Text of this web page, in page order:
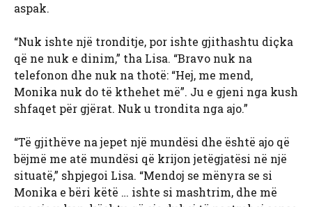
aspak.
“Nuk ishte një tronditje, por ishte gjithashtu diçka
që ne nuk e dinim,” tha Lisa. “Bravo nuk na
telefonon dhe nuk na thotë: “Hej, me mend,
Monika nuk do të kthehet më”. Ju e gjeni nga kush
shfaqet për gjërat. Nuk u trondita nga ajo.”
“Të gjithëve na jepet një mundësi dhe është ajo që
bëjmë me atë mundësi që krijon jetëgjatësi në një
situatë,” shpjegoi Lisa. “Mendoj se mënyra se si
Monika e bëri këtë … ishte si mashtrim, dhe më